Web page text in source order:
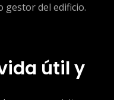
gestor del edificio.
útil y